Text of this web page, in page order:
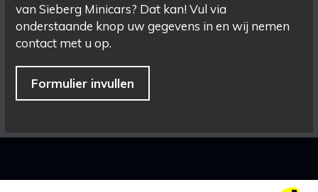
van Sieberg Minicars? Dat kan! Vul via
onderstaande knop uw gegevens in en wij nemen
contact met u op.
Formulier invullen